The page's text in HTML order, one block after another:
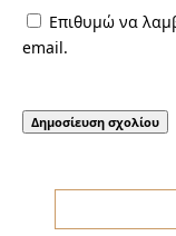
Επιθυμώ να
email.